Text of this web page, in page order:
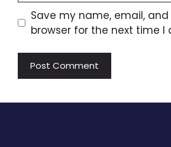
Save my name, email,
browser for the next time I